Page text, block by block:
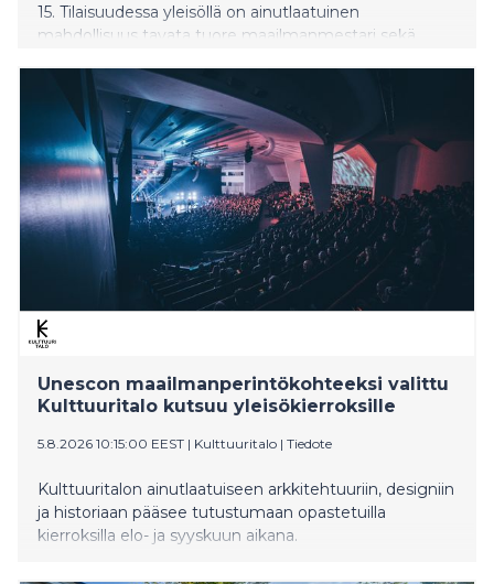
15. Tilaisuudessa yleisöllä on ainutlaatuinen
mahdollisuus tavata tuore maailmanmestari sekä
lähietäisyydeltä.
Unescon maailmanperintökohteeksi valittu
Kulttuuritalo kutsuu yleisökierroksille
5.8.2026 10:15:00 EEST | Kulttuuritalo | Tiedote
Kulttuuritalon ainutlaatuiseen arkkitehtuuriin, designiin
ja historiaan pääsee tutustumaan opastetuilla
kierroksilla elo- ja syyskuun aikana.